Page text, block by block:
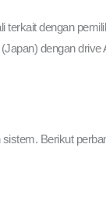
terkait dengan
dengan drive
Berikut